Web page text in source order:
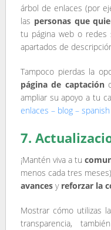
árbol de enlaces (por
las personas que
tu página web o redes
apartados de
Tampoco pierdas la
página de captación
ampliar su apoyo a tu
enlaces – blog – spanish
7.
¡Mantén viva a tu
menos cada tres
avancesy reforzar la
Mostrar cómo utilizas
transparencia,